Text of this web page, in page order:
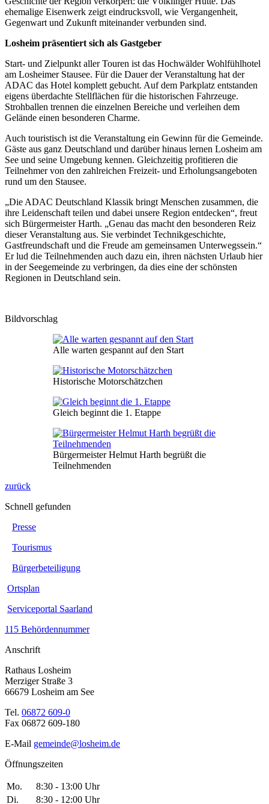
ehemalige Eisenwerk zeigt eindrucksvoll, wie Vergangenheit,
Gegenwart und Zukunft miteinander verbunden sind.
Losheim präsentiert sich als Gastgeber
Start- und Zielpunkt aller Touren ist das Hochwälder Wohlfühlhotel
am Losheimer Stausee. Für die Dauer der Veranstaltung hat der
ADAC das Hotel komplett gebucht. Auf dem Parkplatz entstanden
eigens überdachte Stellflächen für die historischen Fahrzeuge.
Strohballen trennen die einzelnen Bereiche und verleihen dem
Gelände einen besonderen Charme.
Auch touristisch ist die Veranstaltung ein Gewinn für die Gemeinde.
Gäste aus ganz Deutschland und darüber hinaus lernen Losheim am
See und seine Umgebung kennen. Gleichzeitig profitieren die
Teilnehmer von den zahlreichen Freizeit- und Erholungsangeboten
rund um den Stausee.
„Die ADAC Deutschland Klassik bringt Menschen zusammen, die
ihre Leidenschaft teilen und dabei unsere Region entdecken“, freut
sich Bürgermeister Harth. „Genau das macht den besonderen Reiz
dieser Veranstaltung aus. Sie verbindet Technikgeschichte,
Gastfreundschaft und die Freude am gemeinsamen Unterwegssein.“
Er lud die Teilnehmenden auch dazu ein, ihren nächsten Urlaub hier
in der Seegemeinde zu verbringen, da dies eine der schönsten
Regionen in Deutschland sein.
Bildvorschlag
Alle warten gespannt auf den Start
Historische Motorschätzchen
Gleich beginnt die 1. Etappe
Bürgermeister Helmut Harth begrüßt die
Teilnehmenden
zurück
Schnell gefunden
Presse
Tourismus
Bürgerbeteiligung
Ortsplan
Serviceportal Saarland
115 Behördennummer
Anschrift
Rathaus Losheim
Merziger Straße 3
66679 Losheim am See
Tel. 06872 609-0
Fax 06872 609-180
E-Mail gemeinde@losheim.de
Öffnungszeiten
Mo.
8:30 - 13:00 Uhr
Di.
8:30 - 12:00 Uhr